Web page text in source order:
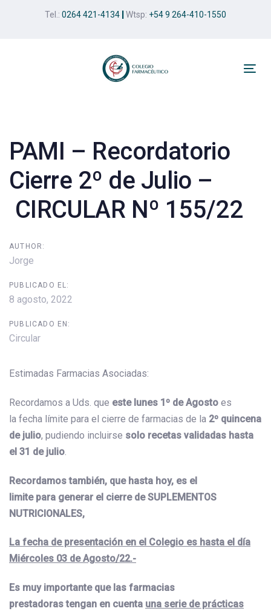
Tel.: 0264 421-4134 Wtsp: +54 9 264-410-1550
PAMI – Recordatorio
Cierre 2º de Julio –
CIRCULAR Nº 155/22
AUTHOR:
Jorge
PUBLICADO EL:
8 agosto, 2022
PUBLICADO EN:
Circular
Estimadas Farmacias Asociadas:
Recordamos a Uds. que este lunes 1º de Agosto es
la fecha límite para el cierre de farmacias de la 2º quincena
de julio, pudiendo incluirse solo recetas validadas hasta
el 31 de julio
Recordamos también, que hasta hoy, es el
limite para generar el cierre de SUPLEMENTOS
NUTRICIONALES,
La fecha de presentación en el Colegio es hasta el día
Miércoles 03 de Agosto/22.-
Es muy importante que las farmacias
prestadoras tengan en cuenta una serie de prácticas
navigation